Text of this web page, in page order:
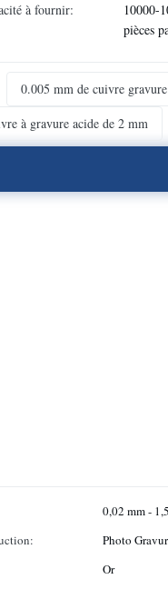
à fournir:
10000-
pièces
0.005 mm de cuivre
à gravure acide de 2 mm
0,02 mm -
Photo
Or